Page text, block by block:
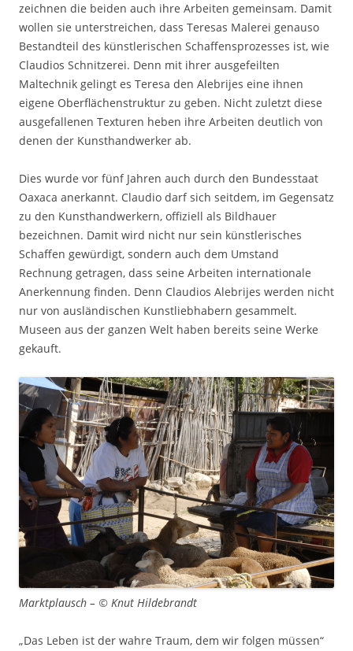
zeichnen die beiden auch ihre Arbeiten gemeinsam. Damit
wollen sie unterstreichen, dass Teresas Malerei genauso
Bestandteil des künstlerischen Schaffensprozesses ist, wie
Claudios Schnitzerei. Denn mit ihrer ausgefeilten
Maltechnik gelingt es Teresa den Alebrijes eine ihnen
eigene Oberflächenstruktur zu geben. Nicht zuletzt diese
ausgefallenen Texturen heben ihre Arbeiten deutlich von
denen der Kunsthandwerker ab.
Dies wurde vor fünf Jahren auch durch den Bundesstaat
Oaxaca anerkannt. Claudio darf sich seitdem, im Gegensatz
zu den Kunsthandwerkern, offiziell als Bildhauer
bezeichnen. Damit wird nicht nur sein künstlerisches
Schaffen gewürdigt, sondern auch dem Umstand
Rechnung getragen, dass seine Arbeiten internationale
Anerkennung finden. Denn Claudios Alebrijes werden nicht
nur von ausländischen Kunstliebhabern gesammelt.
Museen aus der ganzen Welt haben bereits seine Werke
gekauft.
Marktplausch – © Knut Hildebrandt
„Das Leben ist der wahre Traum, dem wir folgen müssen“